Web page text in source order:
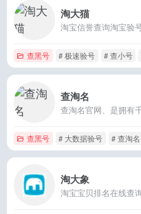
淘大猫
查黑号 # 极速验号 # 查小号
查淘名
查黑号 # 大数据验号 # 查淘名
淘大象